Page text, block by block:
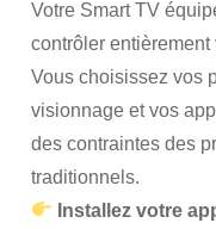
Votre Smart TV
contrôler
Vous choisissez vos
visionnage et vos
des contraintes des
traditionnels.
Installez votre